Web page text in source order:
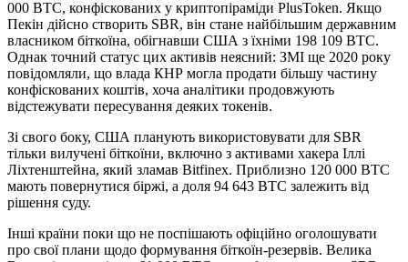
000 BTC, конфіскованих у криптопіраміди PlusToken. Якщо
Пекін дійсно створить SBR, він стане найбільшим державним
власником біткоїна, обігнавши США з їхніми 198 109 BTC.
Однак точний статус цих активів неясний: ЗМІ ще 2020 року
повідомляли, що влада КНР могла продати більшу частину
конфіскованих коштів, хоча аналітики продовжують
відстежувати пересування деяких токенів.
Зі свого боку, США планують використовувати для SBR
тільки вилучені біткоїни, включно з активами хакера Іллі
Ліхтенштейна, який зламав Bitfinex. Приблизно 120 000 BTC
мають повернутися біржі, а доля 94 643 BTC залежить від
рішення суду.
Інші країни поки що не поспішають офіційно оголошувати
про свої плани щодо формування біткоїн-резервів. Велика